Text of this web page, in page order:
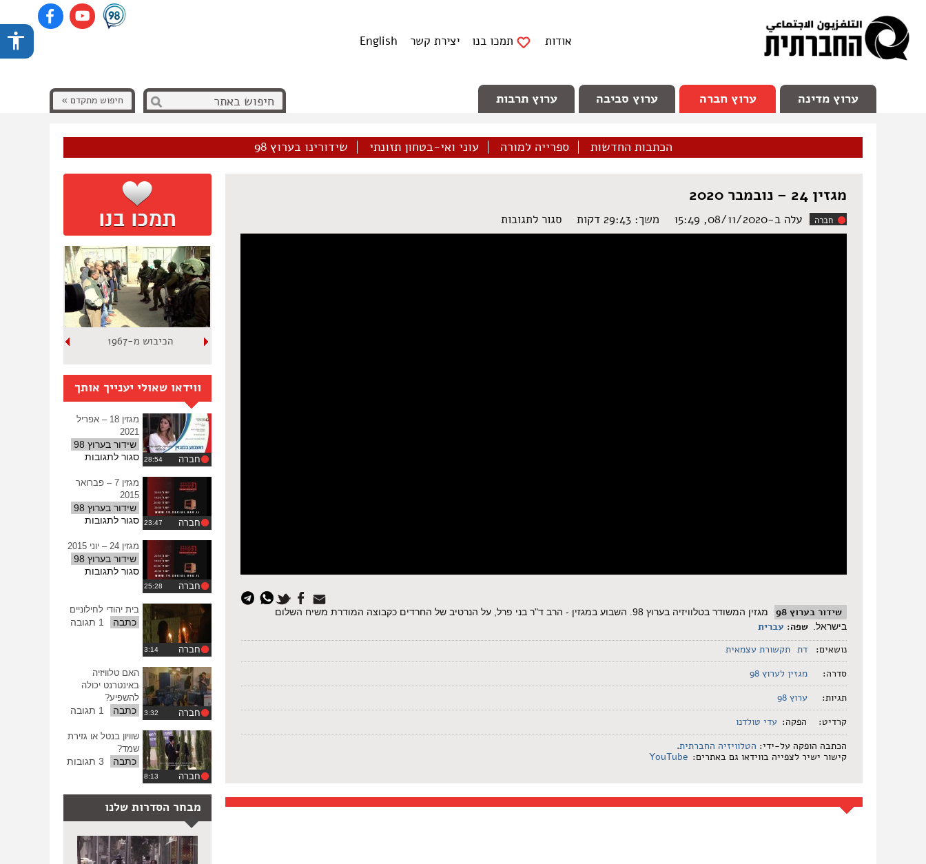
אודות תמכו בנו יצירת קשר English
ערוץ מדינה ערוץ חברה ערוץ סביבה ערוץ תרבות חיפוש מתקדם »
הכתבות החדשות ספרייה למורה עוני ואי-בטחון תזונתי שידורינו בערוץ 98
מגזין 24 – נובמבר 2020
חברה עלה ב-08/11/2020, 15:49 משך: ‏29:43 דקות סגור לתגובותעל
מגזין
שידור בערוץ 98
מגזין המשודר בטלוויזיה בערוץ 98. השבוע במגזין - הרב ד"ר בני פרל, על הנרטיב של החרדים כקבוצה המודרת משיח השלום
בישראל.
שפה: עברית
נושאים:
דת תקשורת עצמאית
סדרה:
מגזין לערוץ 98
תגיות:
ערוץ 98
קרדיט:
הפקה: עדי טולדנו
הכתבה הופקה על-ידי: הטלוויזיה החברתית.
קישור ישיר לצפייה בווידאו גם באתרים: YouTube
הכיבוש מ-1967
ווידאו שאולי יענייך אותך
חברה
מגזין 18 – אפריל
2021
שידור בערוץ 98
סגור לתגובותעל
18
אפריל
2021
חברה
מגזין 7 – פברואר
2015
שידור בערוץ 98
סגור לתגובותעל
7
–
פברואר
חברה
מגזין 24 – יוני 2015
שידור בערוץ 98
סגור לתגובותעל
–
יוני
חברה
בית יהודי לחילוניים
כתבה 1 תגובה
חברה
האם טלוויזיה
באינטרנט יכולה
להשפיע?
כתבה 1 תגובה
חברה
שוויון בנטל או גזירת
שמד?
כתבה 3 תגובות
מבחר הסדרות שלנו